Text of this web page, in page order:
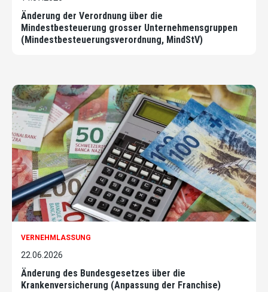
Änderung der Verordnung über die
Mindestbesteuerung grosser Unternehmensgruppen
(Mindestbesteuerungsverordnung, MindStV)
VERNEHMLASSUNG
22.06.2026
Änderung des Bundesgesetzes über die
Krankenversicherung (Anpassung der Franchise)